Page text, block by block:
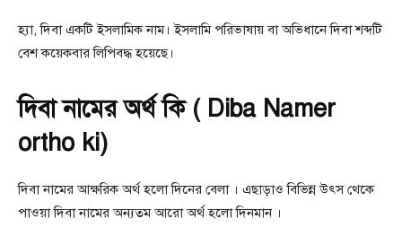
হ্যা, দিবা একটি ইসলামিক নাম। ইসলামি পরিভাষায় বা অভিধানে দিবা শব্দটি
বেশ কয়েকবার লিপিবদ্ধ হয়েছে।
দিবা নামের অর্থ কি ( Diba Namer
ortho ki)
দিবা নামের আক্ষরিক অর্থ হলো দিনের বেলা । এছাড়াও বিভিন্ন উৎস থেকে
পাওয়া দিবা নামের অন্যতম আরো অর্থ হলো দিনমান ।